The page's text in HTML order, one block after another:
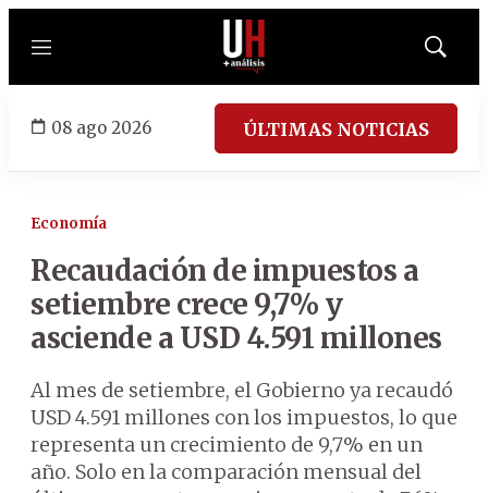
Menú
Mostrar
08 ago 2026 ÚLTIMAS NOTICIAS
Economía
Recaudación de impuestos a
setiembre crece 9,7% y
asciende a USD 4.591 millones
Al mes de setiembre, el Gobierno ya recaudó
USD 4.591 millones con los impuestos, lo que
representa un crecimiento de 9,7% en un
año. Solo en la comparación mensual del